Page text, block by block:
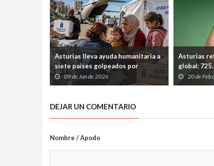
Asturias lleva ayuda humanitaria a
siete países golpeados por
guerras, hambre y desastres
naturales
09 de Jun de 2026
Asturias
global:
educación
20 de Feb
DEJAR UN COMENTARIO
Nombre / Apodo